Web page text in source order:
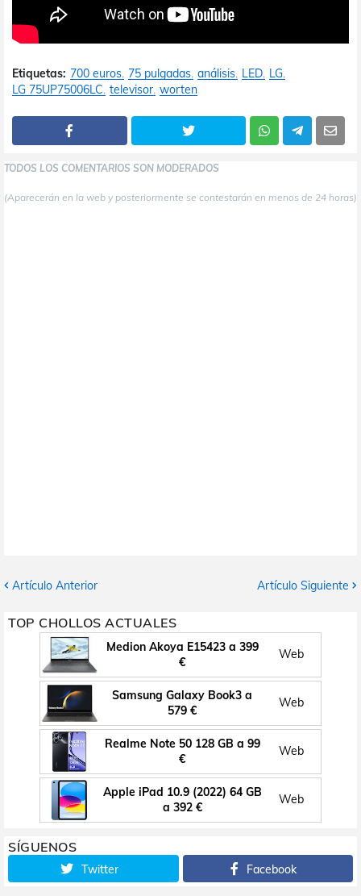
Etiquetas: 700 euros 75 pulgadas análisis LED LG
LG 75UP75006LC televisor worten
TODOS LOS COMENTARIOS SON MODERADOS
(Aparecerán en la web y posteriormente se contestarán en menos de 24 horas)
Artículo Anterior Artículo Siguiente
TOP CHOLLOS ACTUALES
Medion Akoya E15423 a 399
€
Web
Samsung Galaxy Book3 a
579 €
Web
Realme Note 50 128 GB a 99
€
Web
Apple iPad 10.9 (2022) 64 GB
a 392 €
Web
SÍGUENOS
Twitter Facebook